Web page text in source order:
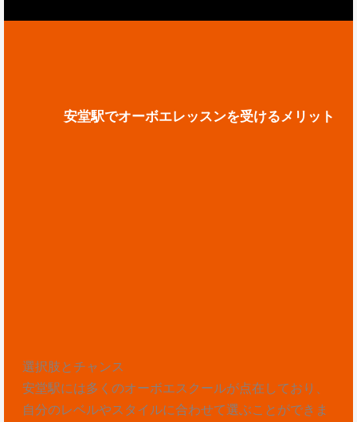
安堂駅でオーボエレッスンを受けるメリット
選択肢とチャンス
安堂駅には多くのオーボエスクールが点在しており、
自分のレベルやスタイルに合わせて選ぶことができま